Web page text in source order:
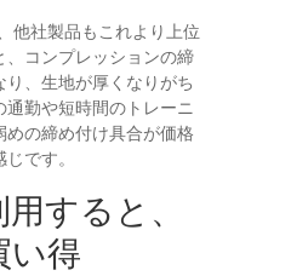
他社製品もこれより上位
、コンプレッションの締
、生地が厚くなりがち
勤や短時間のトレーニ
めの締め付け具合が価格
です。
すると、
い得